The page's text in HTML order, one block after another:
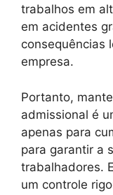
trabalhos em
em acidentes
consequências
empresa.
Portanto,
admissional é
apenas para
para garantir a
trabalhadores.
um controle